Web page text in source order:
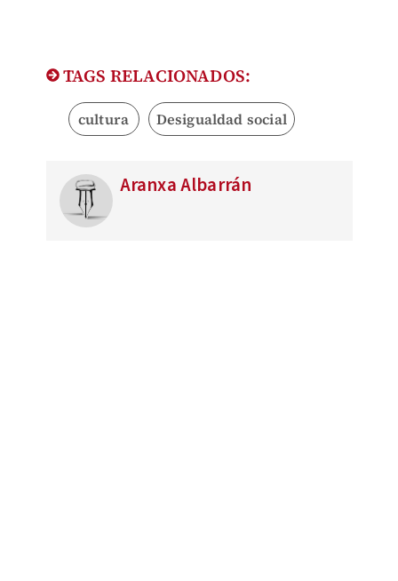
TAGS RELACIONADOS:
cultura Desigualdad social
Aranxa Albarrán